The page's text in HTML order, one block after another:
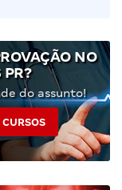
NO
PR?
do assunto!